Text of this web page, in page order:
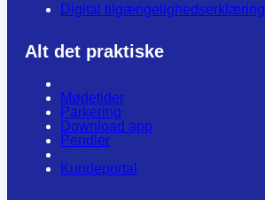
Digital tilgængelighedserklæring
Alt det praktiske
Mødetider
Parkering
Download app
Pendler
Kundeportal